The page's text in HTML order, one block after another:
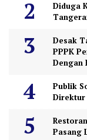
Diduga
Desak
PPPK
Dengan
Publik
Direktur
Pasang